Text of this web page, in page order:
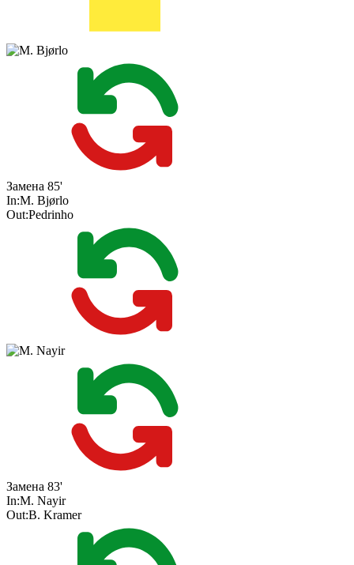
Замена 85'
In:M. Bjørlo
Out:Pedrinho
Замена 83'
In:M. Nayir
Out:B. Kramer